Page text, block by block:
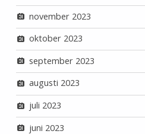
november 2023
oktober 2023
september 2023
augusti 2023
juli 2023
juni 2023